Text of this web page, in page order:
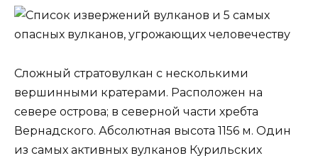
Сложный стратовулкан с несколькими
вершинными кратерами. Расположен на
севере острова; в северной части хребта
Вернадского. Абсолютная высота 1156 м. Один
из самых активных вулканов Курильских